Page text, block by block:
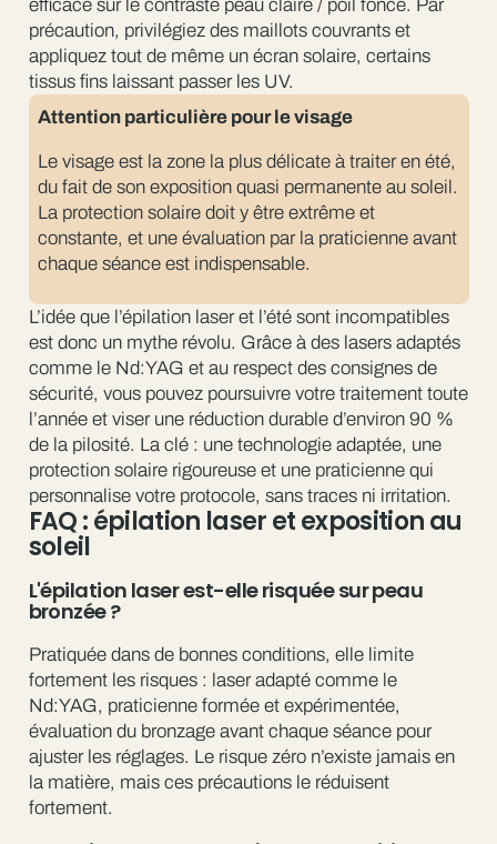
efficace sur le contraste peau claire / poil foncé. Par
précaution, privilégiez des maillots couvrants et
appliquez tout de même un écran solaire, certains
tissus fins laissant passer les UV.
Attention particulière pour le visage
Le visage est la zone la plus délicate à traiter en été,
du fait de son exposition quasi permanente au soleil.
La protection solaire doit y être extrême et
constante, et une évaluation par la praticienne avant
chaque séance est indispensable.
L’idée que l’épilation laser et l’été sont incompatibles
est donc un mythe révolu. Grâce à des lasers adaptés
comme le Nd:YAG et au respect des consignes de
sécurité, vous pouvez poursuivre votre traitement toute
l’année et viser une réduction durable d’environ 90 %
de la pilosité. La clé : une technologie adaptée, une
protection solaire rigoureuse et une praticienne qui
personnalise votre protocole, sans traces ni irritation.
FAQ : épilation laser et exposition au
soleil
L'épilation laser est-elle risquée sur peau
bronzée ?
Pratiquée dans de bonnes conditions, elle limite
fortement les risques : laser adapté comme le
Nd:YAG, praticienne formée et expérimentée,
évaluation du bronzage avant chaque séance pour
ajuster les réglages. Le risque zéro n’existe jamais en
la matière, mais ces précautions le réduisent
fortement.